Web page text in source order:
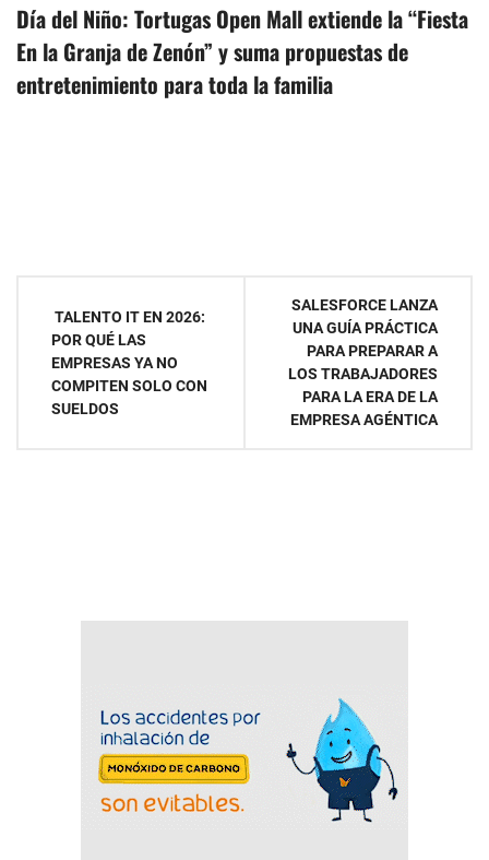
Día del Niño: Tortugas Open Mall extiende la “Fiesta
En la Granja de Zenón” y suma propuestas de
entretenimiento para toda la familia
Navegación
entradas
TALENTO IT EN 2026:
POR QUÉ LAS
EMPRESAS YA NO
COMPITEN SOLO CON
SUELDOS
SALESFORCE LANZA
UNA GUÍA PRÁCTICA
PARA PREPARAR A
LOS TRABAJADORES
PARA LA ERA DE LA
EMPRESA AGÉNTICA